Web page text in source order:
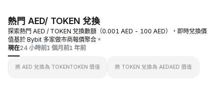
熱門 AED/ TOKEN 兌換
探索熱門 AED / TOKEN 兌換數額（0.001 AED - 100 AED），即時兌換價
值基於 Bybit 多家做市商報價聚合。
現在24 小時前1 個月前1 年前
將 AED 兌換為 TOKENTOKEN 價值 將 TOKEN 兌換為 AEDAED 價值